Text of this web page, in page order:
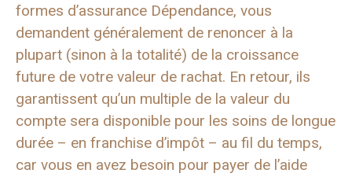
formes d’assurance Dépendance, vous
demandent généralement de renoncer à la
plupart (sinon à la totalité) de la croissance
future de votre valeur de rachat. En retour, ils
garantissent qu’un multiple de la valeur du
compte sera disponible pour les soins de longue
durée – en franchise d’impôt – au fil du temps,
car vous en avez besoin pour payer de l’aide